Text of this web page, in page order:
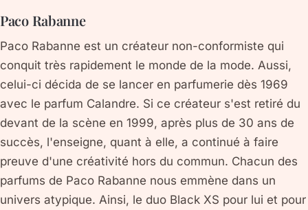
Paco Rabanne
Paco Rabanne est un créateur non-conformiste qui
conquit très rapidement le monde de la mode. Aussi,
celui-ci décida de se lancer en parfumerie dès 1969
avec le parfum Calandre. Si ce créateur s'est retiré du
devant de la scène en 1999, après plus de 30 ans de
succès, l'enseigne, quant à elle, a continué à faire
preuve d'une créativité hors du commun. Chacun des
parfums de Paco Rabanne nous emmène dans un
univers atypique. Ainsi, le duo Black XS pour lui et pour